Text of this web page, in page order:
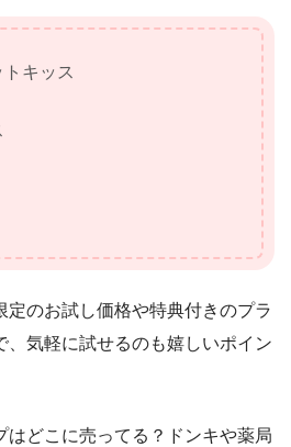
トキッス
定のお試し価格や特典付きのプラ
、気軽に試せるのも嬉しいポイン
はどこに売ってる？ドンキや薬局